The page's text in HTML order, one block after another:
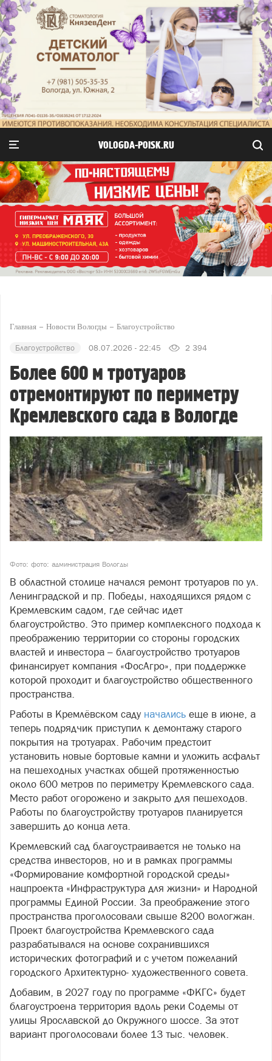
VOLOGDA-POISK.RU
Главная Новости Вологды Благоустройство
Благоустройство 08.07.2026 - 22:45 2 394
Более 600 м тротуаров
отремонтируют по периметру
Кремлевского сада в Вологде
Фото: фото: администрация Вологды
В областной столице начался ремонт тротуаров по ул.
Ленинградской и пр. Победы, находящихся рядом с
Кремлевским садом, где сейчас идет
благоустройство. Это пример комплексного подхода к
преображению территории со стороны городских
властей и инвестора – благоустройство тротуаров
финансирует компания «ФосАгро», при поддержке
которой проходит и благоустройство общественного
пространства.
Работы в Кремлёвском саду начались еще в июне, а
теперь подрядчик приступил к демонтажу старого
покрытия на тротуарах. Рабочим предстоит
установить новые бортовые камни и уложить асфальт
на пешеходных участках общей протяженностью
около 600 метров по периметру Кремлевского сада.
Место работ огорожено и закрыто для пешеходов.
Работы по благоустройству тротуаров планируется
завершить до конца лета.
Кремлевский сад благоустраивается не только на
средства инвесторов, но и в рамках программы
«Формирование комфортной городской среды»
нацпроекта «Инфраструктура для жизни» и Народной
программы Единой России. За преображение этого
пространства проголосовали свыше 8200 вологжан.
Проект благоустройства Кремлевского сада
разрабатывался на основе сохранившихся
исторических фотографий и с учетом пожеланий
городского Архитектурно- художественного совета.
Добавим, в 2027 году по программе «ФКГС» будет
благоустроена территория вдоль реки Содемы от
улицы Ярославской до Окружного шоссе. За этот
вариант проголосовали более 13 тыс. человек.